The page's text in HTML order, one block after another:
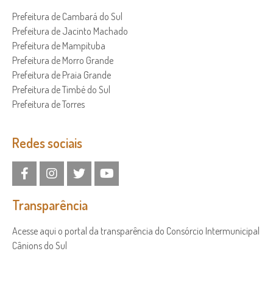
Prefeitura de Cambará do Sul
Prefeitura de Jacinto Machado
Prefeitura de Mampituba
Prefeitura de Morro Grande
Prefeitura de Praia Grande
Prefeitura de Timbé do Sul
Prefeitura de Torres
Redes sociais
Transparência
Acesse aqui o portal da transparência do Consórcio Intermunicipal
Cânions do Sul